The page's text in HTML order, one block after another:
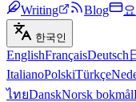
Writing
Blog
한국인
EnglishFrançaisDeutsch
ItalianoPolskiTürkçe
ไทยDanskNorsk bokmål